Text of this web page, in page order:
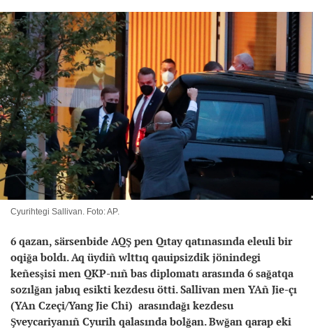
Cyurihtegi Sallivan. Foto: AP.
6 qazan, särsenbide AQŞ pen Qıtay qatınasında eleuli bir
oqiğa boldı. Aq üydiñ wlttıq qauipsizdik jönindegi
keñesşisi men QKP-nıñ bas diplomatı arasında 6 sağatqa
sozılğan jabıq esikti kezdesu ötti. Sallivan men YAñ Jie-çı
(YAn Czeçi/Yang Jie Chi) arasındağı kezdesu
Şveycariyanıñ Cyurih qalasında bolğan. Bwğan qarap eki